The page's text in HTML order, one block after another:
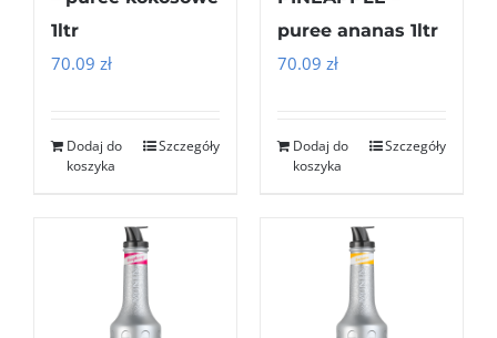
1ltr
70.09 zł
Dodaj do
koszyka
Szczegóły
puree ananas 1ltr
70.09 zł
Dodaj do
koszyka
Szczegóły